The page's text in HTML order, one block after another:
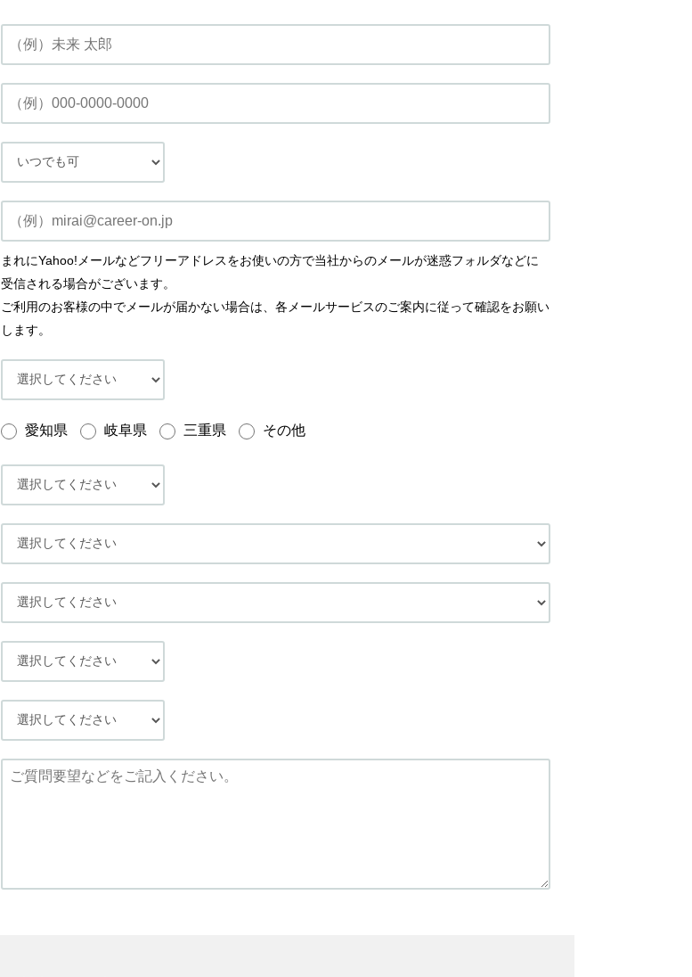
まれにYahoo!メールなどフリーアドレスをお使いの方で当社からのメールが迷惑フォルダなどに
受信される場合がございます。
ご利用のお客様の中でメールが届かない場合は、各メールサービスのご案内に従って確認をお願い
します。
愛知県 岐阜県 三重県 その他